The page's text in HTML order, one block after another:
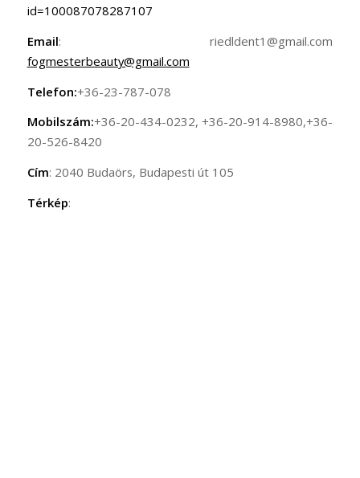
id=100087078287107
Email: riedldent1@gmail.com
fogmesterbeauty@gmail.com
Telefon:+36-23-787-078
Mobilszám:+36-20-434-0232, +36-20-914-8980,+36-
20-526-8420
Cím: 2040 Budaörs, Budapesti út 105
Térkép: